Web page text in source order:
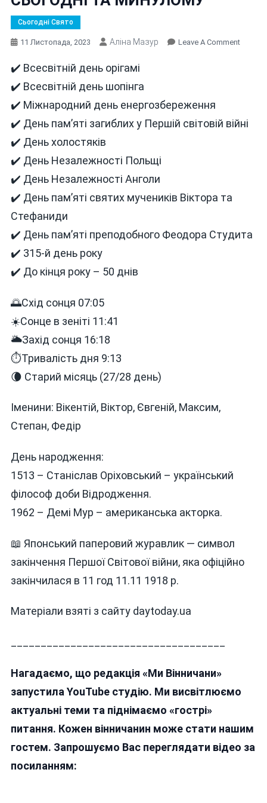
Сьогодні Свято
11 Листопада, 2023 Аліна Мазур Leave A CommentOn
✔️ Всесвітній день орігамі
✔️ Всесвітній день шопінга
✔️ Міжнародний день енергозбереження
✔️ День пам’яті загиблих у Першій світовій війні
✔️ День холостяків
✔️ День Незалежності Польщі
✔️ День Незалежності Анголи
✔️ День пам’яті святих мучеників Віктора та
Стефаниди
✔️ День пам’яті преподобного Феодора Студита
✔️ 315-й день року
✔️ До кінця року – 50 днів
🌅Схід сонця 07:05
☀️Сонце в зеніті 11:41
🌥Захід сонця 16:18
⏱Тривалість дня 9:13
🌘 Старий місяць (27/28 день)
Іменини: Вікентій, Віктор, Євгеній, Максим,
Степан, Федір
День народження:
1513 – Станіслав Оріховський – український
філософ доби Відродження.
1962 – Демі Мур – американська акторка.
📖 Японський паперовий журавлик — символ
закінчення Першої Світової війни, яка офіційно
закінчилася в 11 год 11.11 1918 р.
Матеріали взяті з сайту daytoday.ua
Нагадаємо, що редакція «Ми Вінничани»
запустила YouTube студію. Ми висвітлюємо
актуальні теми та піднімаємо «гострі»
питання. Кожен вінничанин може стати нашим
гостем. Запрошуємо Вас переглядати відео за
посиланням: